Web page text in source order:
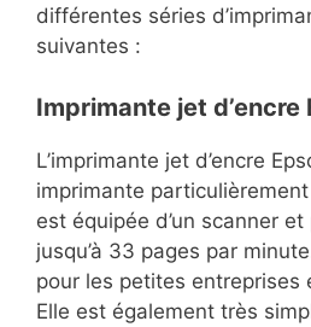
différentes séries
suivantes :
Imprimante jet d’encre
L’imprimante jet d’encre
imprimante
est équipée d’un scanner
jusqu’à 33 pages par
pour les petites entreprises
Elle est également très